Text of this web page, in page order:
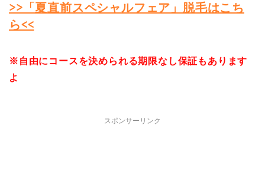
>>「夏直前スペシャルフェア」脱毛はこち
ら<<
※自由にコースを決められる期限なし保証もあります
よ
スポンサーリンク